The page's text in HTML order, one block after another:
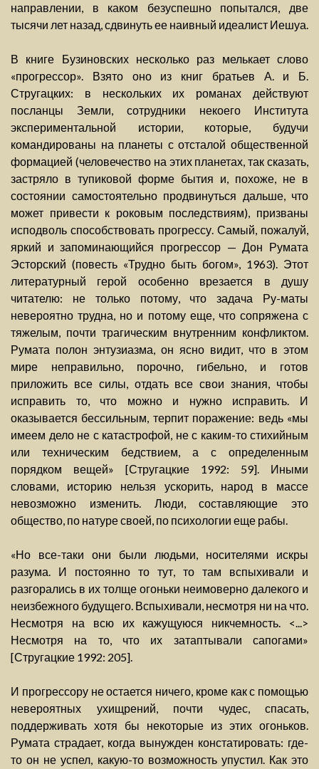
направлении, в каком безуспешно попытался, две
тысячи лет назад, сдвинуть ее наивный идеалист Иешуа.
В книге Бузиновских несколько раз мелькает слово
«прогрессор». Взято оно из книг братьев А. и Б.
Стругацких: в нескольких их романах действуют
посланцы Земли, сотрудники некоего Института
экспериментальной истории, которые, будучи
командированы на планеты с отсталой общественной
формацией (человечество на этих планетах, так сказать,
застряло в тупиковой форме бытия и, похоже, не в
состоянии самостоятельно продвинуться дальше, что
может привести к роковым последствиям), призваны
исподволь способствовать прогрессу. Самый, пожалуй,
яркий и запоминающийся прогрессор — Дон Румата
Эсторский (повесть «Трудно быть богом», 1963). Этот
литературный герой особенно врезается в душу
читателю: не только потому, что задача Ру-маты
невероятно трудна, но и потому еще, что сопряжена с
тяжелым, почти трагическим внутренним конфликтом.
Румата полон энтузиазма, он ясно видит, что в этом
мире неправильно, порочно, гибельно, и готов
приложить все силы, отдать все свои знания, чтобы
исправить то, что можно и нужно исправить. И
оказывается бессильным, терпит поражение: ведь «мы
имеем дело не с катастрофой, не с каким-то стихийным
или техническим бедствием, а с определенным
порядком вещей» [Стругацкие 1992: 59]. Иными
словами, историю нельзя ускорить, народ в массе
невозможно изменить. Люди, составляющие это
общество, по натуре своей, по психологии еще рабы.
«Но все-таки они были людьми, носителями искры
разума. И постоянно то тут, то там вспыхивали и
разгорались в их толще огоньки неимоверно далекого и
неизбежного будущего. Вспыхивали, несмотря ни на что.
Несмотря на всю их кажущуюся никчемность. <...>
Несмотря на то, что их затаптывали сапогами»
[Стругацкие 1992: 205].
И прогрессору не остается ничего, кроме как с помощью
невероятных ухищрений, почти чудес, спасать,
поддерживать хотя бы некоторые из этих огоньков.
Румата страдает, когда вынужден констатировать: где-
то он не успел, какую-то возможность упустил. Как это